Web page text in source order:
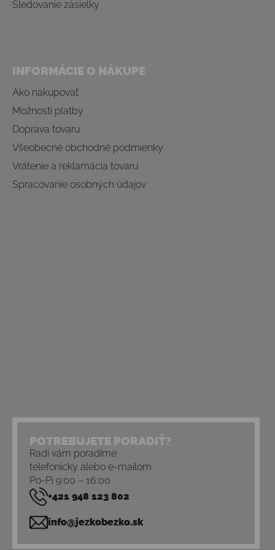
Sledovanie zásielky
INFORMÁCIE O NÁKUPE
Ako nakupovať
Možnosti platby
Doprava tovaru
Všeobecné obchodné podmienky
Vrátenie a reklamácia tovaru
Spracovanie osobných údajov
POTREBUJETE PORADIŤ?
Radi vám poradíme
telefonicky alebo e-mailom
Po-Pi 9:00 – 16:00
+421 948 123 802
info@jezkobezko.sk